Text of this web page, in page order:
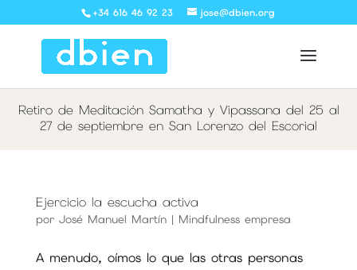
+34 616 46 92 23 jose@dbien.org
Retiro de Meditación Samatha y Vipassana del 25 al
27 de septiembre en San Lorenzo del Escorial
Ejercicio la escucha activa
por José Manuel Martín| Mindfulness empresa
A menudo, oímos lo que las otras personas